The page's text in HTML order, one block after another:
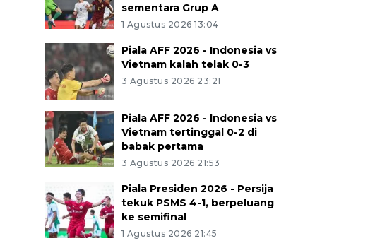
sementara Grup A
1 Agustus 2026 13:04
Piala AFF 2026 - Indonesia vs
Vietnam kalah telak 0-3
3 Agustus 2026 23:21
Piala AFF 2026 - Indonesia vs
Vietnam tertinggal 0-2 di
babak pertama
3 Agustus 2026 21:53
Piala Presiden 2026 - Persija
tekuk PSMS 4-1, berpeluang
ke semifinal
1 Agustus 2026 21:45